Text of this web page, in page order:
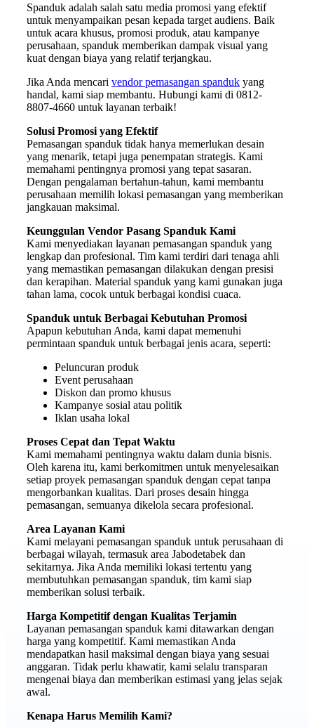
Spanduk adalah salah satu media promosi yang efektif
untuk menyampaikan pesan kepada target audiens. Baik
untuk acara khusus, promosi produk, atau kampanye
perusahaan, spanduk memberikan dampak visual yang
kuat dengan biaya yang relatif terjangkau.
Jika Anda mencari vendor pemasangan spanduk yang
handal, kami siap membantu. Hubungi kami di 0812-
8807-4660 untuk layanan terbaik!
Solusi Promosi yang Efektif
Pemasangan spanduk tidak hanya memerlukan desain
yang menarik, tetapi juga penempatan strategis. Kami
memahami pentingnya promosi yang tepat sasaran.
Dengan pengalaman bertahun-tahun, kami membantu
perusahaan memilih lokasi pemasangan yang memberikan
jangkauan maksimal.
Keunggulan Vendor Pasang Spanduk Kami
Kami menyediakan layanan pemasangan spanduk yang
lengkap dan profesional. Tim kami terdiri dari tenaga ahli
yang memastikan pemasangan dilakukan dengan presisi
dan kerapihan. Material spanduk yang kami gunakan juga
tahan lama, cocok untuk berbagai kondisi cuaca.
Spanduk untuk Berbagai Kebutuhan Promosi
Apapun kebutuhan Anda, kami dapat memenuhi
permintaan spanduk untuk berbagai jenis acara, seperti:
Peluncuran produk
Event perusahaan
Diskon dan promo khusus
Kampanye sosial atau politik
Iklan usaha lokal
Proses Cepat dan Tepat Waktu
Kami memahami pentingnya waktu dalam dunia bisnis.
Oleh karena itu, kami berkomitmen untuk menyelesaikan
setiap proyek pemasangan spanduk dengan cepat tanpa
mengorbankan kualitas. Dari proses desain hingga
pemasangan, semuanya dikelola secara profesional.
Area Layanan Kami
Kami melayani pemasangan spanduk untuk perusahaan di
berbagai wilayah, termasuk area Jabodetabek dan
sekitarnya. Jika Anda memiliki lokasi tertentu yang
membutuhkan pemasangan spanduk, tim kami siap
memberikan solusi terbaik.
Harga Kompetitif dengan Kualitas Terjamin
Layanan pemasangan spanduk kami ditawarkan dengan
harga yang kompetitif. Kami memastikan Anda
mendapatkan hasil maksimal dengan biaya yang sesuai
anggaran. Tidak perlu khawatir, kami selalu transparan
mengenai biaya dan memberikan estimasi yang jelas sejak
awal.
Kenapa Harus Memilih Kami?